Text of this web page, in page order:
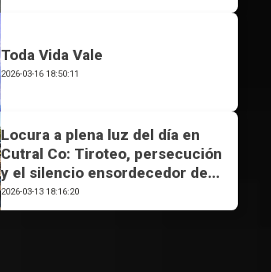
Toda Vida Vale
2026-03-16 18:50:11
Locura a plena luz del día en
Cutral Co: Tiroteo, persecución
y el silencio ensordecedor de
los municipios
2026-03-13 18:16:20